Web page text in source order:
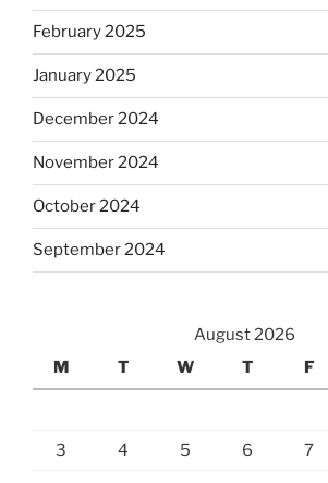
February 2025
January 2025
December 2024
November 2024
October 2024
September 2024
August 2026
M
T W T F
3 4 5 6 7